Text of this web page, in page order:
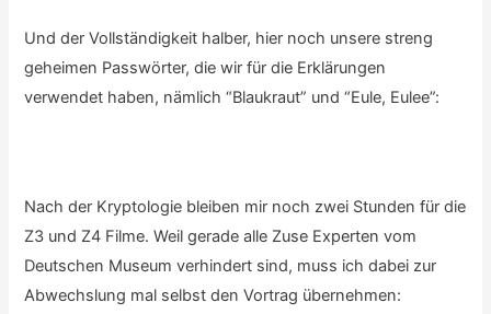
Und der Vollständigkeit halber, hier noch unsere streng
geheimen Passwörter, die wir für die Erklärungen
verwendet haben, nämlich “Blaukraut” und “Eule, Eulee”:
Nach der Kryptologie bleiben mir noch zwei Stunden für die
Z3 und Z4 Filme. Weil gerade alle Zuse Experten vom
Deutschen Museum verhindert sind, muss ich dabei zur
Abwechslung mal selbst den Vortrag übernehmen: